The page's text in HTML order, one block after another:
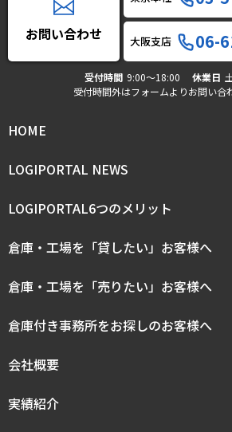
お問い合わせ 大阪支店 06-
受付時間 9:00〜18:00 休業日
受付時間外はフォームよりお問い合
HOME
LOGIPORTAL NEWS
LOGIPORTAL6つのメリット
倉庫・工場を「貸したい」お客様へ
倉庫・工場を「売りたい」お客様へ
倉庫付き事務所をお探しのお客様へ
会社概要
実績紹介